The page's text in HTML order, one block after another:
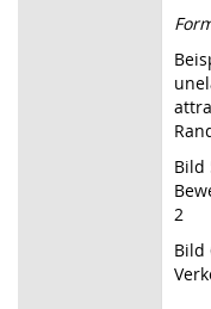
Bild
2
Bild